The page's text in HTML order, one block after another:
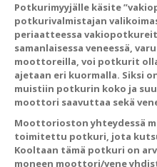
Potkurimyyjälle käsite
potkurivalmistajan
periaatteessa
samanlaisessa veneessä,
moottoreilla, voi potkurit
ajetaan eri kuormalla. Siksi
muistiin potkurin koko ja
moottori saavuttaa sekä
Moottorioston yhteydessä
toimitettu potkuri, jota
Kooltaan tämä potkuri on
moneen moottori/vene